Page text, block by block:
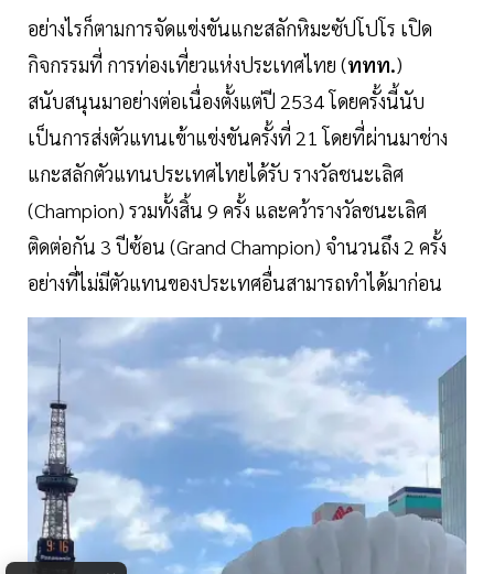
อย่างไรก็ตามการจัดแข่งขันแกะสลักหิมะซัปโปโร เปิด
กิจกรรมที่ การท่องเที่ยวแห่งประเทศไทย (ททท.)
สนับสนุนมาอย่างต่อเนื่องตั้งแต่ปี 2534 โดยครั้งนี้นับ
เป็นการส่งตัวแทนเข้าแข่งขันครั้งที่ 21 โดยที่ผ่านมาช่าง
แกะสลักตัวแทนประเทศไทยได้รับ รางวัลชนะเลิศ
(Champion) รวมทั้งสิ้น 9 ครั้ง และคว้ารางวัลชนะเลิศ
ติดต่อกัน 3 ปีซ้อน (Grand Champion) จำนวนถึง 2 ครั้ง
อย่างที่ไม่มีตัวแทนของประเทศอื่นสามารถทำได้มาก่อน